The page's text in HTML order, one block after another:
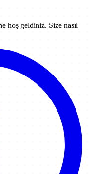
hoş geldiniz. Size nasıl